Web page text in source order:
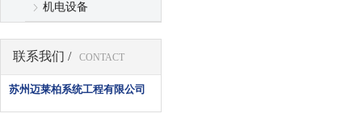
机电设备
联系我们 / CONTACT
苏州迈莱柏系统工程有限公司